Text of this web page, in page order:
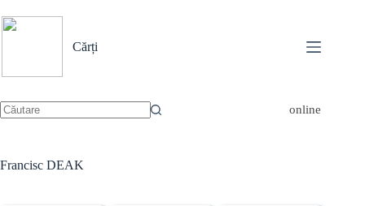
la
conținut
Cărți
online
Francisc DEAK